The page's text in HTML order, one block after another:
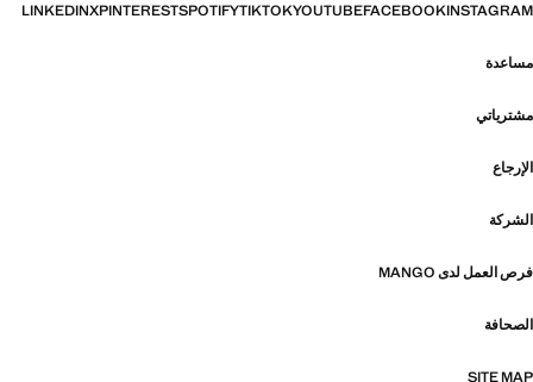
INSTAGRAM
FACEBOOK
YOUTUBE
TIKTOK
SPOTIFY
PINTEREST
X
LINKEDIN
مساعدة
مشترياتي
الإرجاع
الشركة
فرص العمل لدى MANGO
الصحافة
SITE MAP